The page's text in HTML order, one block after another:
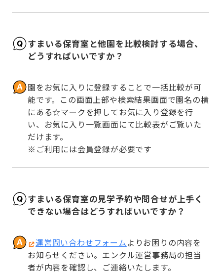
すまいる保育室と他園を比較検討する場合、
どうすればいいですか？
園をお気に入りに登録することで一括比較が可
能です。この画面上部や検索結果画面で園名の横
にある☆マークを押してお気に入り登録を行
い、お気に入り一覧画面にて比較表がご覧いた
だけます。
※ご利用には会員登録が必要です
すまいる保育室の見学予約や問合せが上手く
できない場合はどうすればいいですか？
運営問い合わせフォームよりお困りの内容を
お知らせください。エンクル運営事務局の担当
者が内容を確認し、ご連絡いたします。